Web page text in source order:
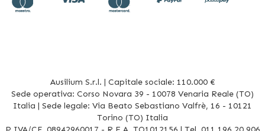
Ausilium S.r.l. | Capitale sociale: 110.000 €
Sede operativa: Corso Novara 39 - 10078 Venaria Reale (TO)
Italia | Sede legale: Via Beato Sebastiano Valfrè, 16 - 10121
Torino (TO) Italia